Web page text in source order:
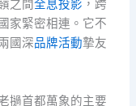
之間全息投影 ，跨
家緊密相連。它不
國深品牌活動摯友
撾首都萬象的主要